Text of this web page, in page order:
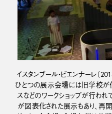
イスタンブール・ビエンナーレ（
ひとつの展示会場には旧学校が
スなどのワークショップが行わ
が図表化された展示もあり、再